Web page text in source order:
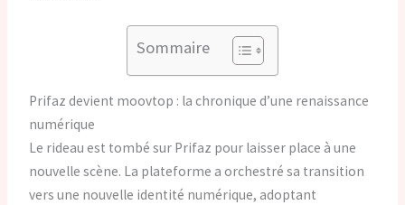
Sommaire
Prifaz devient moovtop : la chronique d’une renaissance
numérique
Le rideau est tombé sur Prifaz pour laisser place à une
nouvelle scène. La plateforme a orchestré sa transition
vers une nouvelle identité numérique, adoptant